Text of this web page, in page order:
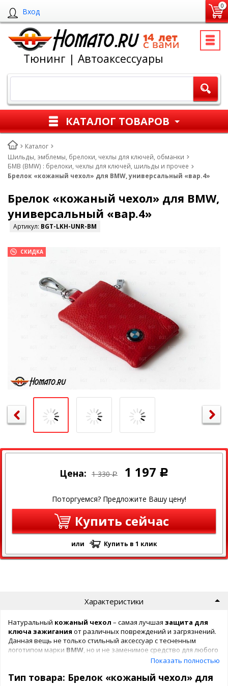
Вход
0
Тюнинг | Автоаксессуары
КАТАЛОГ ТОВАРОВ
Каталог
Шильды, эмблемы, брелоки, чехлы для ключей, обманки
БМВ (BMW) : брелоки, чехлы для ключей, шильды и прочее
Брелок «кожаный чехол» для BMW, универсальный «вар.4»
Брелок «кожаный чехол» для BMW,
универсальный «вар.4»
Артикул: BGT-LKH-UNR-BM
СКИДКА
Цена: 1 330 Р 1 197 Р
Поторгуемся? Предложите Вашу цену!
Купить сейчас
или Купить в 1 клик
Характеристики
Натуральный кожаный чехол – самая лучшая защита для
ключа зажигания от различных повреждений и загрязнений.
Данная вещь не только стильный аксессуар с тесненным
логотипом марки BMW, но и не заменимое средство для любого
Стоит отметить, что данный выбор не случайный. Ведь
Показать полностью
Тип товара: Брелок «кожаный чехол» для